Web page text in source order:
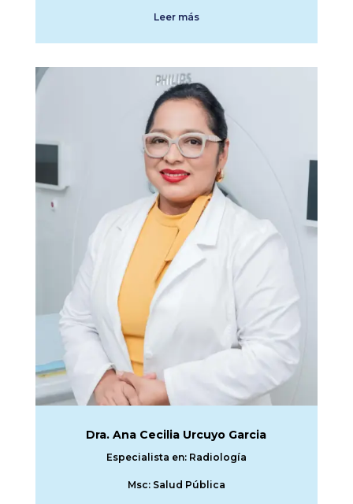
Leer más
Dra. Ana Cecilia Urcuyo Garcia
Especialista en: Radiología
Msc: Salud Pública